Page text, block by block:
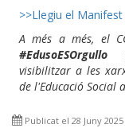
>>Llegiu el
A més a més, el
#EdusoESOrgullo
visibilitzar a les
de l'Educació Social
Publicat el 28 Juny 2025